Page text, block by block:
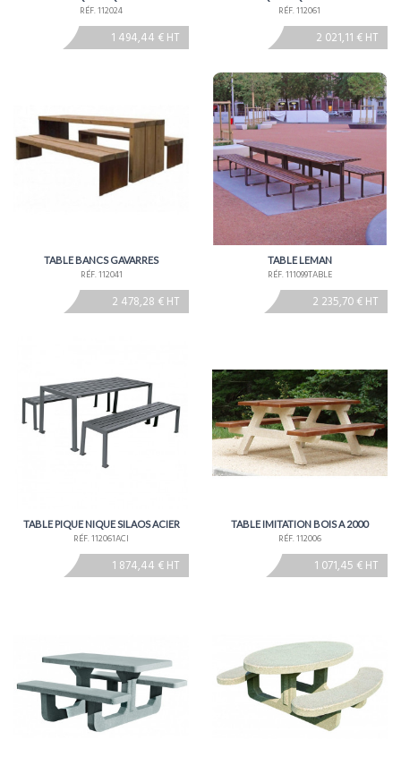
RÉF. 112024
1 494,44 € HT
RÉF. 112061
2 021,11 € HT
TABLE BANCS GAVARRES
RÉF. 112041
2 478,28 € HT
TABLE LEMAN
RÉF. 111099TABLE
2 235,70 € HT
TABLE PIQUE NIQUE SILAOS ACIER
RÉF. 112061ACI
1 874,44 € HT
TABLE IMITATION BOIS A 2000
RÉF. 112006
1 071,45 € HT